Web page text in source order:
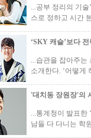
...공부 정리의 기
스로 정하고 시간
‘SKY 캐슬’보다
...습관을 잡아주는
소개한다. ‘어떻
'대치동 장원장'의
...통계청이 발표한
남들 다 다니는 학